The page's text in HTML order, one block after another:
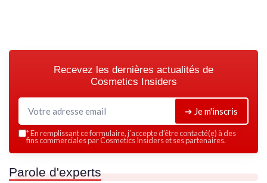
Recevez les dernières actualités de
Cosmetics Insiders
➔ Je m'inscris
*En remplissant ce formulaire, j’accepte d’être contacté(e) à des
fins commerciales par Cosmetics Insiders et ses partenaires.
Parole d'experts